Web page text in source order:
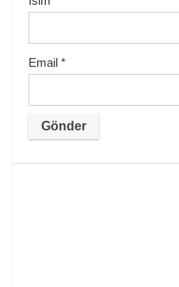
Email *